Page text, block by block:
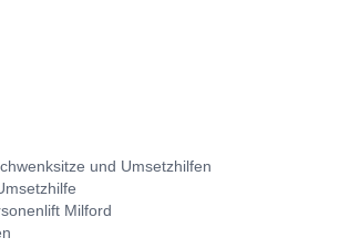
und Umsetzhilfen
Milford